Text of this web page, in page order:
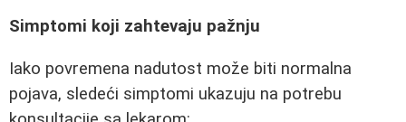
Simptomi koji zahtevaju pažnju
Iako povremena nadutost može biti normalna
pojava, sledeći simptomi ukazuju na potrebu